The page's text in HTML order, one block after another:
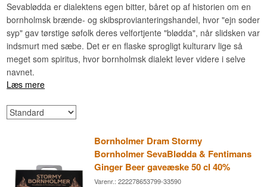
Sevablødda er dialektens egen bitter, båret op af historien om en
bornholmsk brænde- og skibsprovianteringshandel, hvor "ejn soder
syp" gav tørstige søfolk deres velfortjente "blødda", når slidsken var
indsmurt med sæbe. Det er en flaske sprogligt kulturarv lige så
meget som spiritus, hvor bornholmsk dialekt lever videre i selve
navnet.
Læs mere
Bornholmer Dram Stormy
Bornholmer SevaBlødda & Fentimans
Ginger Beer gaveæske 50 cl 40%
Varenr.: 222278653799-33590